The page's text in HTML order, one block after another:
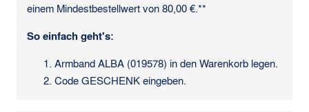
einem Mindestbestellwert von 80,00 €.**
So einfach geht's:
Armband ALBA (019578) in den Warenkorb legen.
Code GESCHENK eingeben.